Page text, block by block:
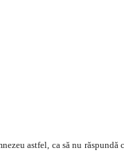
astfel, ca să nu